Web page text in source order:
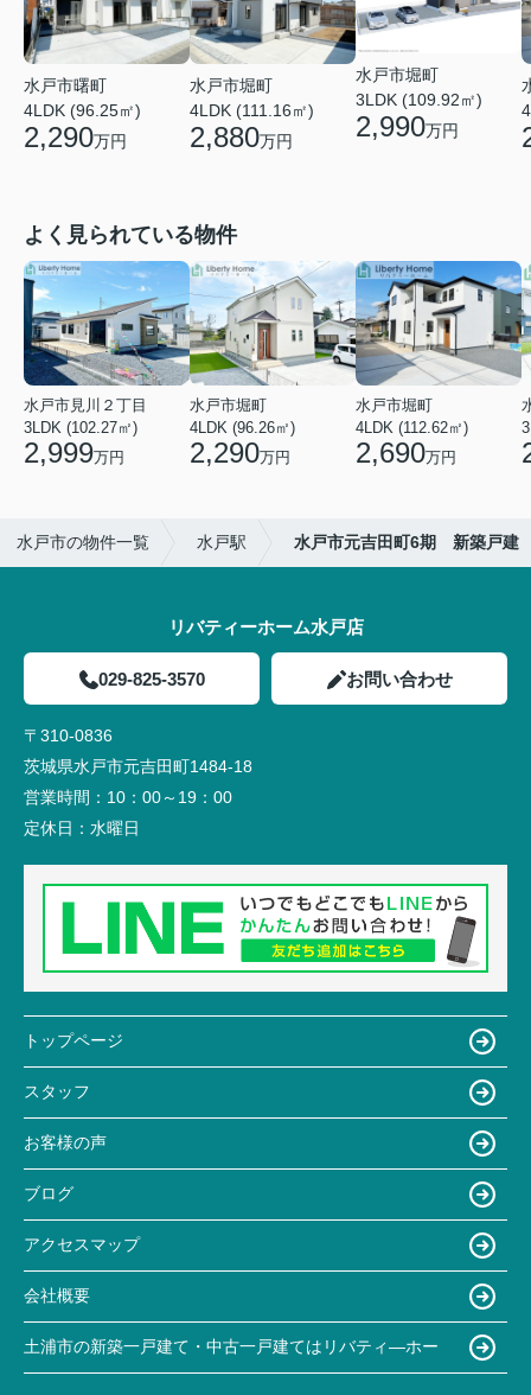
水戸市曙町
4LDK (96.25㎡)
2,290万円
水戸市堀町
4LDK (111.16㎡)
2,880万円
水戸市堀町
3LDK (109.92㎡)
2,990万円
よく見られている物件
水戸市見川２丁目
3LDK (102.27㎡)
2,999万円
水戸市堀町
4LDK (96.26㎡)
2,290万円
水戸市堀町
4LDK (112.62㎡)
2,690万円
水戸市の物件一覧 水戸駅 水戸市元吉田町6期 新築戸建
リバティーホーム水戸店
029-825-3570 お問い合わせ
〒310-0836
茨城県水戸市元吉田町1484-18
営業時間： 10：00～19：00
定休日： 水曜日
トップページ
スタッフ
お客様の声
ブログ
アクセスマップ
会社概要
土浦市の新築一戸建て・中古一戸建てはリバティ―ホー